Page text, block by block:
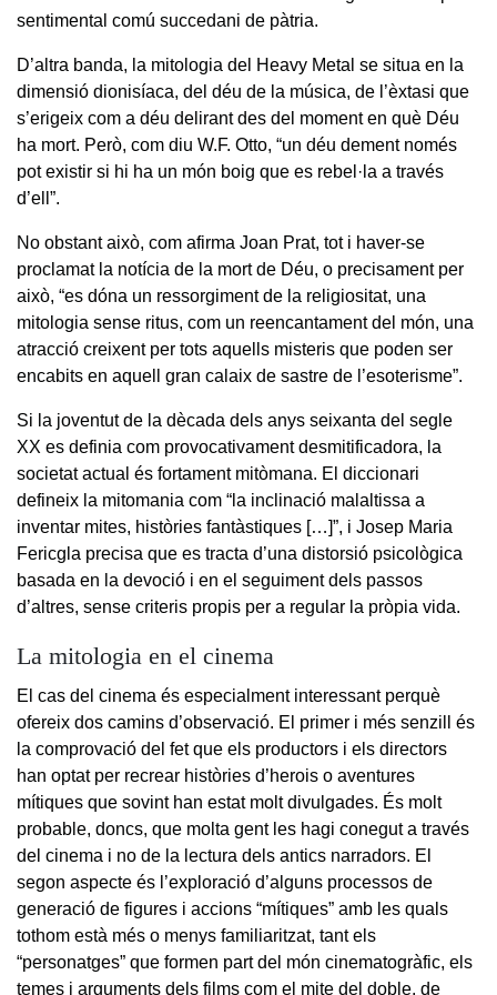
sentimental comú succedani de pàtria.
D’altra banda, la mitologia del Heavy Metal se situa en la
dimensió dionisíaca, del déu de la música, de l’èxtasi que
s’erigeix com a déu delirant des del moment en què Déu
ha mort. Però, com diu W.F. Otto, “un déu dement només
pot existir si hi ha un món boig que es rebel·la a través
d’ell”.
No obstant això, com afirma Joan Prat, tot i haver-se
proclamat la notícia de la mort de Déu, o precisament per
això, “es dóna un ressorgiment de la religiositat, una
mitologia sense ritus, com un reencantament del món, una
atracció creixent per tots aquells misteris que poden ser
encabits en aquell gran calaix de sastre de l’esoterisme”.
Si la joventut de la dècada dels anys seixanta del segle
XX es definia com provocativament desmitificadora, la
societat actual és fortament mitòmana. El diccionari
defineix la mitomania com “la inclinació malaltissa a
inventar mites, històries fantàstiques […]”, i Josep Maria
Fericgla precisa que es tracta d’una distorsió psicològica
basada en la devoció i en el seguiment dels passos
d’altres, sense criteris propis per a regular la pròpia vida.
La mitologia en el cinema
El cas del cinema és especialment interessant perquè
ofereix dos camins d’observació. El primer i més senzill és
la comprovació del fet que els productors i els directors
han optat per recrear històries d’herois o aventures
mítiques que sovint han estat molt divulgades. És molt
probable, doncs, que molta gent les hagi conegut a través
del cinema i no de la lectura dels antics narradors. El
segon aspecte és l’exploració d’alguns processos de
generació de figures i accions “mítiques” amb les quals
tothom està més o menys familiaritzat, tant els
“personatges” que formen part del món cinematogràfic, els
temes i arguments dels films com el mite del doble, de